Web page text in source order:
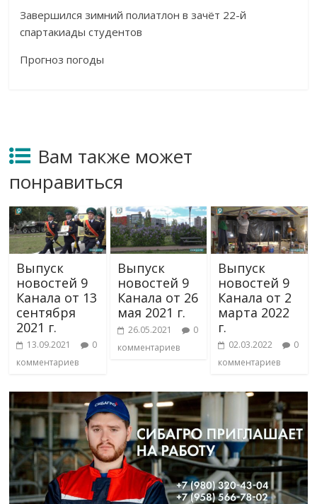
Завершился зимний полиатлон в зачёт 22-й
спартакиады студентов
Прогноз погоды
Вам также может
понравиться
Выпуск
новостей 9
Канала от 13
сентября
2021 г.
13.09.2021
0
комментариев
Выпуск
новостей 9
Канала от 26
мая 2021 г.
26.05.2021
0
комментариев
Выпуск
новостей 9
Канала от 2
марта 2022
г.
02.03.2022
0
комментариев